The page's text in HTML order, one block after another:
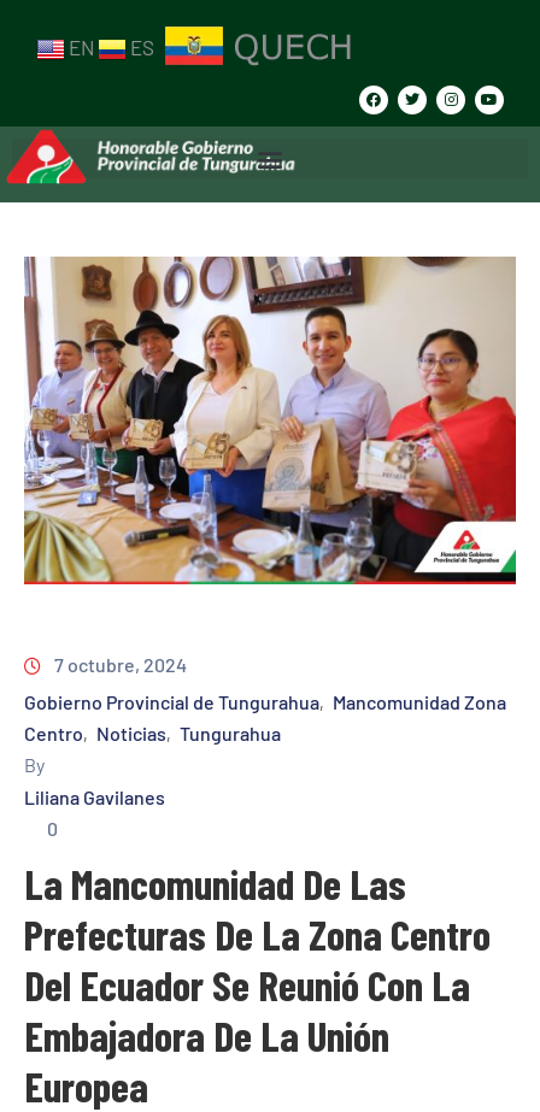
EN ES
7 octubre, 2024
Gobierno Provincial de Tungurahua‚ Mancomunidad Zona
Centro‚ Noticias‚ Tungurahua
By
Liliana Gavilanes
0
La Mancomunidad De Las
Prefecturas De La Zona Centro
Del Ecuador Se Reunió Con La
Embajadora De La Unión
Europea